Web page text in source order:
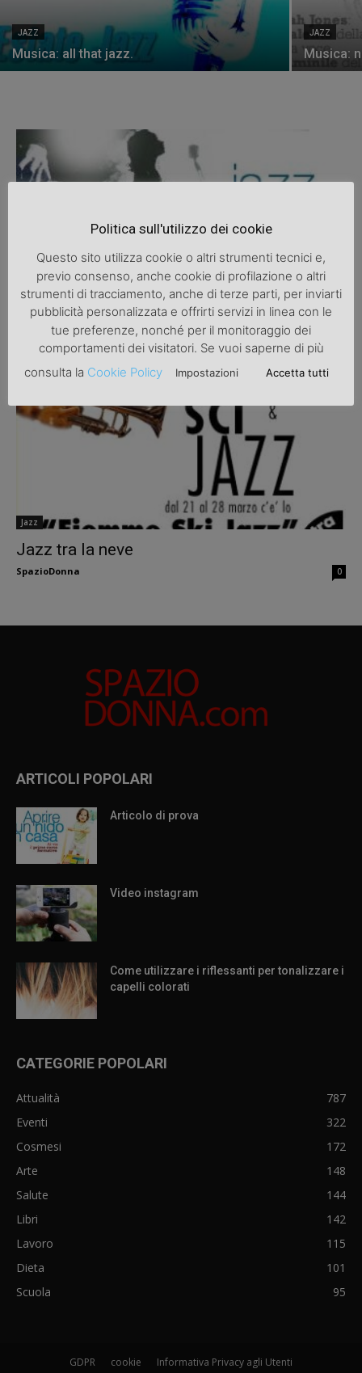
JAZZ
Musica: all that jazz.
JAZZ
Musica:
Jazz
Musica: estate in jazz
SpazioDonna
Jazz
Jazz tra la neve
SpazioDonna 0
ARTICOLI POPOLARI
Articolo di prova
Video instagram
Come utilizzare i riflessanti per tonalizzare i
capelli colorati
CATEGORIE POPOLARI
Attualità
787
Eventi
322
Cosmesi
172
Arte
148
Salute
144
Libri
142
Lavoro
115
Dieta
101
Scuola
95
GDPR cookie Informativa Privacy agli Utenti
Politica sull'utilizzo dei cookie
Questo sito utilizza cookie o altri strumenti tecnici e,
previo consenso, anche cookie di profilazione o altri
strumenti di tracciamento, anche di terze parti, per inviarti
pubblicità personalizzata e offrirti servizi in linea con le
tue preferenze, nonché per il monitoraggio dei
comportamenti dei visitatori. Se vuoi saperne di più
consulta la Cookie Policy Impostazioni Accetta tutti